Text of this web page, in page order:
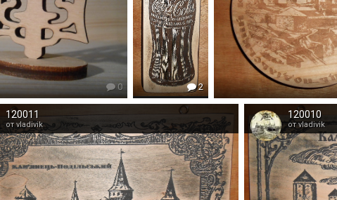
0 2
120011
от vladivik
120010
от vladivik